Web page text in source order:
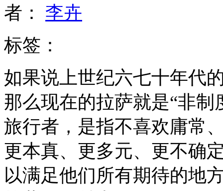
者： 李卉
标签：
如果说上世纪六七十年代
那么现在的拉萨就是“非
旅行者，是指不喜欢庸常
更本真、更多元、更不确
以满足他们所有期待的地